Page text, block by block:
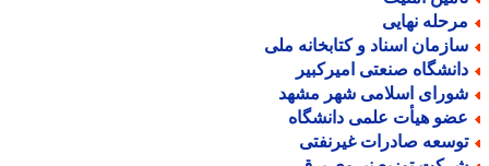
نهایی
اسناد و کتابخانه ملی
صنعتی امیرکبیر
اسلامی شهر مشهد
هیأت علمی دانشگاه
صادرات غیرنفتی